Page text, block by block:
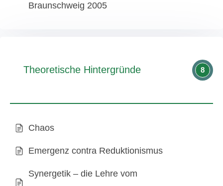
Braunschweig 2005
Theoretische Hintergründe 8
Chaos
Emergenz contra Reduktionismus
Synergetik – die Lehre vom